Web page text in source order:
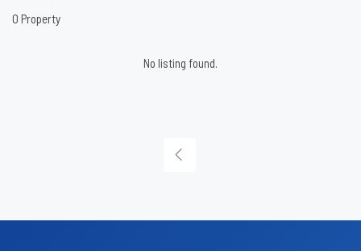
0 Property
No listing found.